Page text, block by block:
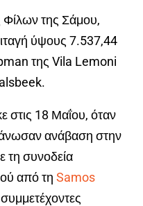
της Σάμου,
ύψους 7.537,44
της Vila Lemoni
στις 18 Μαΐου, όταν
ανάβαση στην
τη συνοδεία
από τη Samos